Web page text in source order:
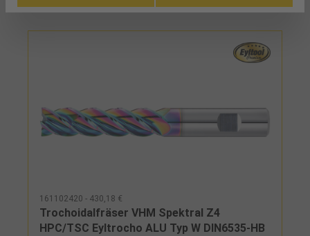
161102420 - 430,18 €
Trochoidalfräser VHM Spektral Z4
HPC/TSC Eyltrocho ALU Typ W DIN6535-HB